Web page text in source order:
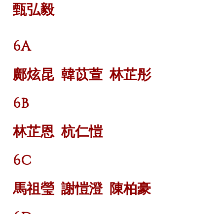
甄弘毅
6A
鄺炫昆 韓苡萱 林芷彤
6B
林芷恩 杭仁愷
6C
馬祖瑩 謝愷澄 陳柏豪